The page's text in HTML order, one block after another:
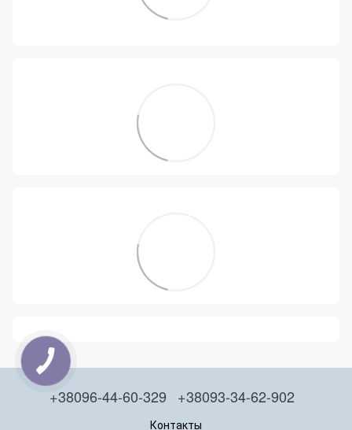
+38096-44-60-329 +38093-34-62-902
Контакты